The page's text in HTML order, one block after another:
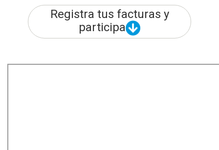
Registra tus facturas y
participa